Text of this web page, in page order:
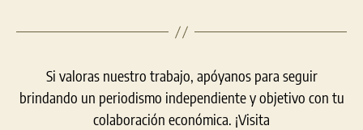
Si valoras nuestro trabajo, apóyanos para seguir
brindando un periodismo independiente y objetivo con tu
colaboración económica. ¡Visita